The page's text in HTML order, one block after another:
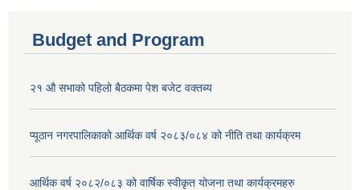
Budget and Program
२१ औ सभाको पहिलो बैठकमा पेश बजेट वक्तब्य
प्यूठान नगरपालिकाको आर्थिक वर्ष २०८३/०८४ को नीति तथा कार्यक्रम
आर्थिक वर्ष २०८२/०८३ को वार्षिक स्वीकृत योजना तथा कार्यक्रमहरु